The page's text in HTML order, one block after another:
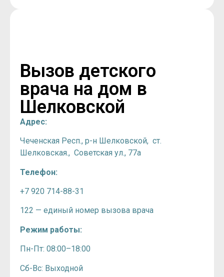
Вызов детского
врача на дом в
Шелковской
Адрес:
Чеченская Респ., р-н Шелковской, ст.
Шелковская., Советская ул., 77а
Телефон:
+7 920 714-88-31
122 — единый номер вызова врача
Режим работы:
Пн-Пт: 08:00–18:00
Сб-Вс: Выходной